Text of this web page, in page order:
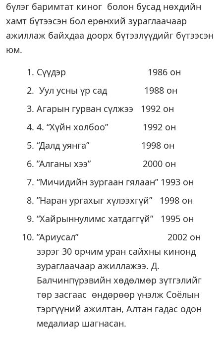
бүлэг баримтат киног болон бусад нөхдийн
хамт бүтээсэн бол ерөнхий зураглаачаар
ажиллаж байхдаа доорх бүтээлүүдийг бүтээсэн
юм.
Сүүдэр 1986 он
Уул усны үр сад 1988 он
Агарын гурван сүлжээ 1992 он
4. “Хүйн холбоо” 1992 он
“Далд уянга” 1998 он
”Алганы хээ” 2000 он
“Мичидийн зургаан гялаан” 1993 он
”Наран ургахыг хүлээхгүй” 1998 он
“Хайрыннулимс хатдаггүй” 1995 он
”Ариусал” 2002 он
зэрэг 30 орчим уран сайхны кинонд
зураглаачаар ажиллажээ. Д.
Балчинпүрэвийн хөдөлмөр зүтгэлийг
төр засгаас өндөрөөр үнэлж Соёлын
тэргүүний ажилтан, Алтан гадас одон
медалиар шагнасан.